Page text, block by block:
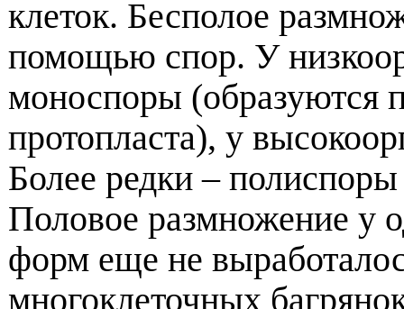
клеток. Бесполое
помощью спор. У
моноспоры (образуются
протопласта), у
Более редки –
Половое размножение у
форм еще не
многоклеточных